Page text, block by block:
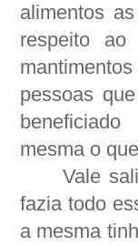
alimentos
respeito
pessoas
beneficiado
mesma o
Vale
fazia todo
a mesma